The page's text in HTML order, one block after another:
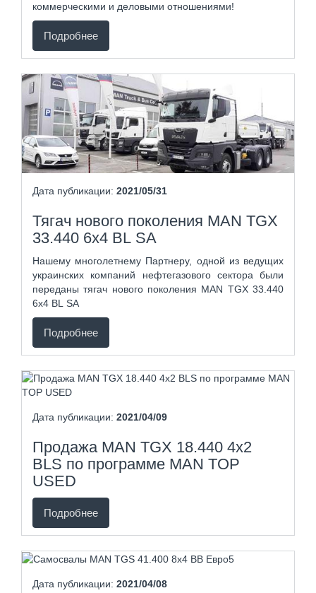
коммерческими и деловыми отношениями!
Подробнее
Дата публикации: 2021/05/31
Тягач нового поколения MAN TGX
33.440 6х4 BL SA
Нашему многолетнему Партнеру, одной из ведущих
украинских компаний нефтегазового сектора были
переданы тягач нового поколения MAN TGX 33.440
6х4 BL SA
Подробнее
Дата публикации: 2021/04/09
Продажа MAN TGX 18.440 4х2
BLS по программе MAN TOP
USED
Подробнее
Дата публикации: 2021/04/08